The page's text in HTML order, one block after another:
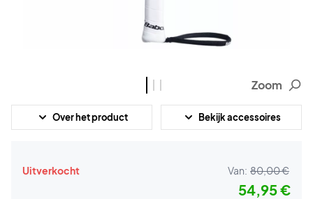
Zoom
Over het product Bekijk accessoires
Uitverkocht Van: 80,00 €
54,95 €